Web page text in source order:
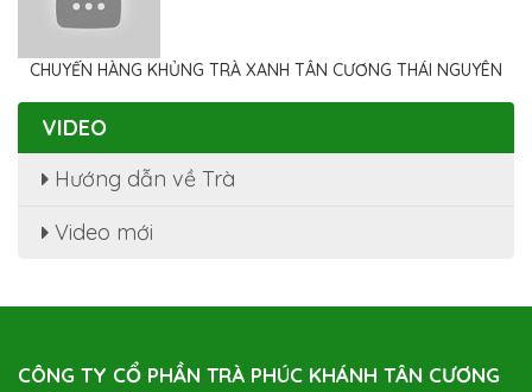
CHUYẾN HÀNG KHỦNG TRÀ XANH TÂN CƯƠNG THÁI NGUYÊN
VIDEO
Hướng dẫn về Trà
Video mới
CÔNG TY CỔ PHẦN TRÀ PHÚC KHÁNH TÂN CƯƠNG